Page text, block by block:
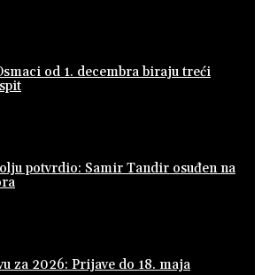
od 1. decembra biraju treći
potvrdio: Samir Tandir osuđen na
za 2026: Prijave do 18. maja